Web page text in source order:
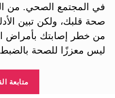
في المجتمع الصحي. من
صحة قلبك، ولكن تبين
من خطر إصابتك بأمراض
ليس معززًا للصحة
متابعة